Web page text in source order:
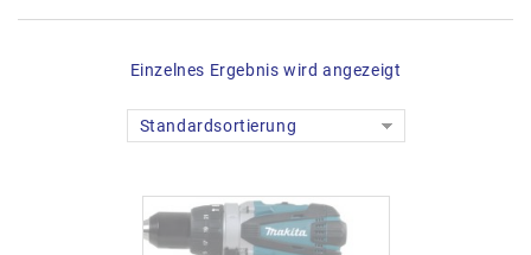
Einzelnes Ergebnis wird angezeigt
Standardsortierung